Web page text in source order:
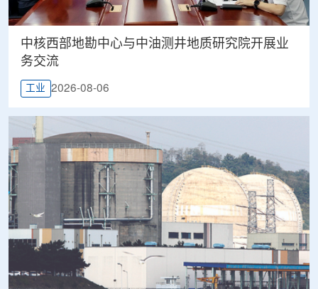
中核西部地勘中心与中油测井地质研究院开展业
务交流
工业 2026-08-06